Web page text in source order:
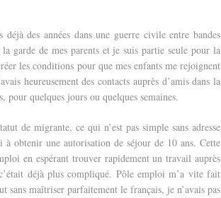
déjà des années dans une guerre civile entre bandes
garde de mes parents et je suis partie seule pour la
les conditions pour que mes enfants me rejoignent
heureusement des contacts auprès d’amis dans la
pour quelques jours ou quelques semaines.
de migrante, ce qui n’est pas simple sans adresse
à obtenir une autorisation de séjour de 10 ans. Cette
en espérant trouver rapidement un travail auprès
déjà plus compliqué. Pôle emploi m’a vite fait
sans maîtriser parfaitement le français, je n’avais pas